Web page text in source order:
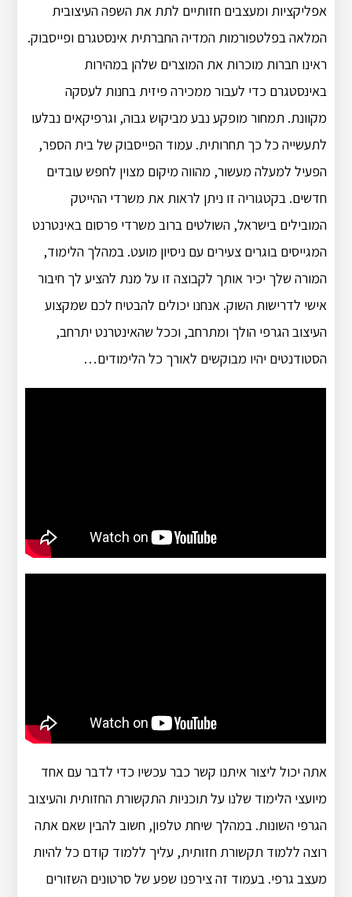
אפליקציות ומעצבים חזותיים לתת את השפה העיצובית
המלאה בפלטפורמות המדיה החברתית אינסטגרם ופייסבוק.
ראינו חברות מוכרות את המוצרים שלהן במהירות
באינסטגרם כדי לעבור ממכירה פיזית בחנות לעסקה
מקוונת. תמחור מופקע נבע מביקוש גבוה, וגרפיקאים נבלעו
לתעשייה כל כך תחרותית. עמוד הפייסבוק של בית הספר,
הפעיל למעלה מעשור, מהווה מיקום מצוין לחפש עובדים
חדשים. בקטגוריה זו ניתן לראות את משרדי ההייטק
המובילים בישראל, השולטים ברוב משרדי פרסום באינטרנט
המגייסים בוגרים צעירים עם ניסיון מועט. במהלך הלימוד,
המורה שלך יכיר אותך לקבוצה זו על מנת להציע לך חיבור
אישי לדרישות השוק. אנחנו יכולים להבטיח לכם שמקצוע
העיצוב הגרפי הולך ומתרחב, וככל שהאינטרנט יתרחב,
הסטודנטים יהיו מבוקשים לאורך כל הלימודים…
אתה יכול ליצור איתנו קשר כבר עכשיו כדי לדבר עם אחד
מיועצי הלימוד שלנו על תוכניות התקשורת החזותית והעיצוב
הגרפי השונות. במהלך שיחת טלפון, חשוב להבין שאם אתה
רוצה ללמוד תקשורת חזותית, עליך ללמוד קודם כל להיות
מעצב גרפי. בעמוד זה צירפנו שפע של סרטונים השזורים